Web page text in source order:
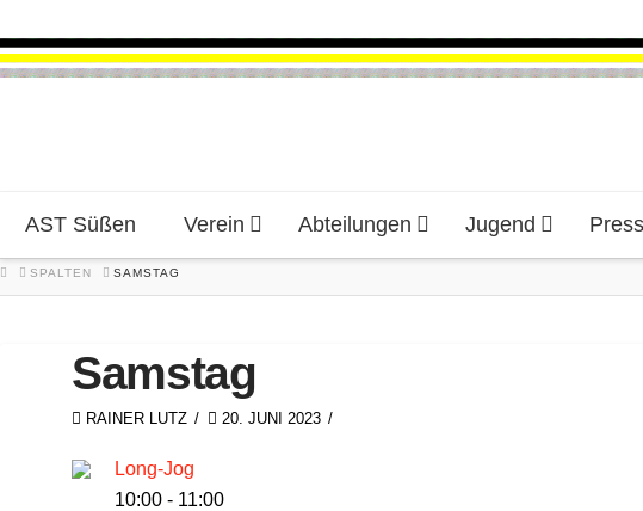
AST Süßen Verein Abteilungen Jugend
HOMESPALTEN SAMSTAG
Samstag
RAINER LUTZ 20. JUNI 2023
Long-Jog
10:00 - 11:00